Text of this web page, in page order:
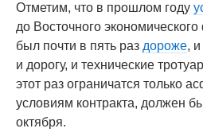
Отметим, что в прошлом году
до Восточного
был почти в пять раз дороже,
и дорогу, и технические
этот раз ограничатся только
условиям контракта, должен
октября.